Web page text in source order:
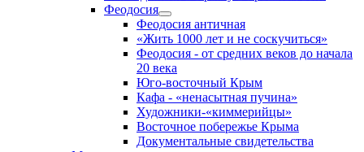
Феодосия
Феодосия античная
«Жить 1000 лет и не соскучиться»
Феодосия - от средних веков до начала
20 века
Юго-восточный Крым
Кафа - «ненасытная пучина»
Художники-«киммерийцы»
Восточное побережье Крыма
Документальные свидетельства